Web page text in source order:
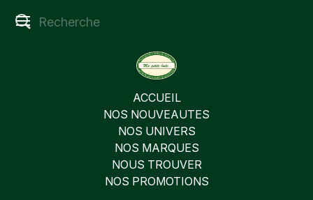
ACCUEIL
NOS NOUVEAUTES
NOS UNIVERS
NOS MARQUES
NOUS TROUVER
NOS PROMOTIONS